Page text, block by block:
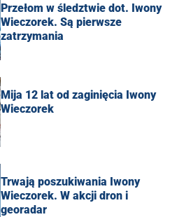
Przełom w śledztwie dot. Iwony
Wieczorek. Są pierwsze
zatrzymania
Mija 12 lat od zaginięcia Iwony
Wieczorek
Trwają poszukiwania Iwony
Wieczorek. W akcji dron i
georadar